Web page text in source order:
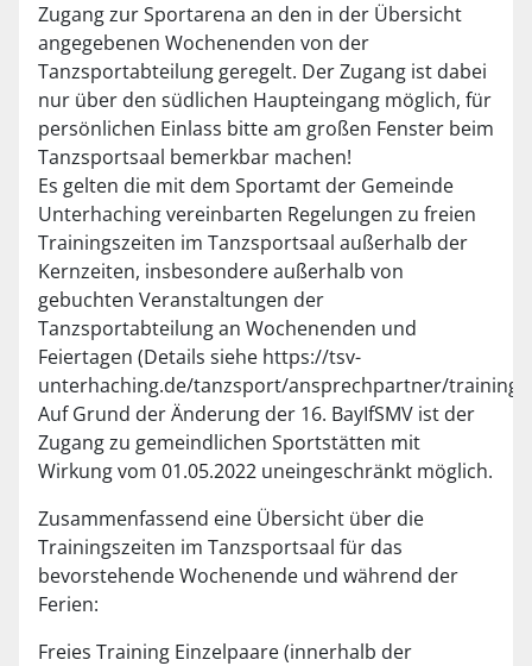
Zugang zur Sportarena an den in der Übersicht
angegebenen Wochenenden von der
Tanzsportabteilung geregelt. Der Zugang ist dabei
nur über den südlichen Haupteingang möglich, für
persönlichen Einlass bitte am großen Fenster beim
Tanzsportsaal bemerkbar machen!
Es gelten die mit dem Sportamt der Gemeinde
Unterhaching vereinbarten Regelungen zu freien
Trainingszeiten im Tanzsportsaal außerhalb der
Kernzeiten, insbesondere außerhalb von
gebuchten Veranstaltungen der
Tanzsportabteilung an Wochenenden und
Feiertagen (Details siehe https://tsv-
unterhaching.de/tanzsport/ansprechpartner/
Auf Grund der Änderung der 16. BayIfSMV ist der
Zugang zu gemeindlichen Sportstätten mit
Wirkung vom 01.05.2022 uneingeschränkt möglich.
Zusammenfassend eine Übersicht über die
Trainingszeiten im Tanzsportsaal für das
bevorstehende Wochenende und während der
Ferien:
Freies Training Einzelpaare (innerhalb der